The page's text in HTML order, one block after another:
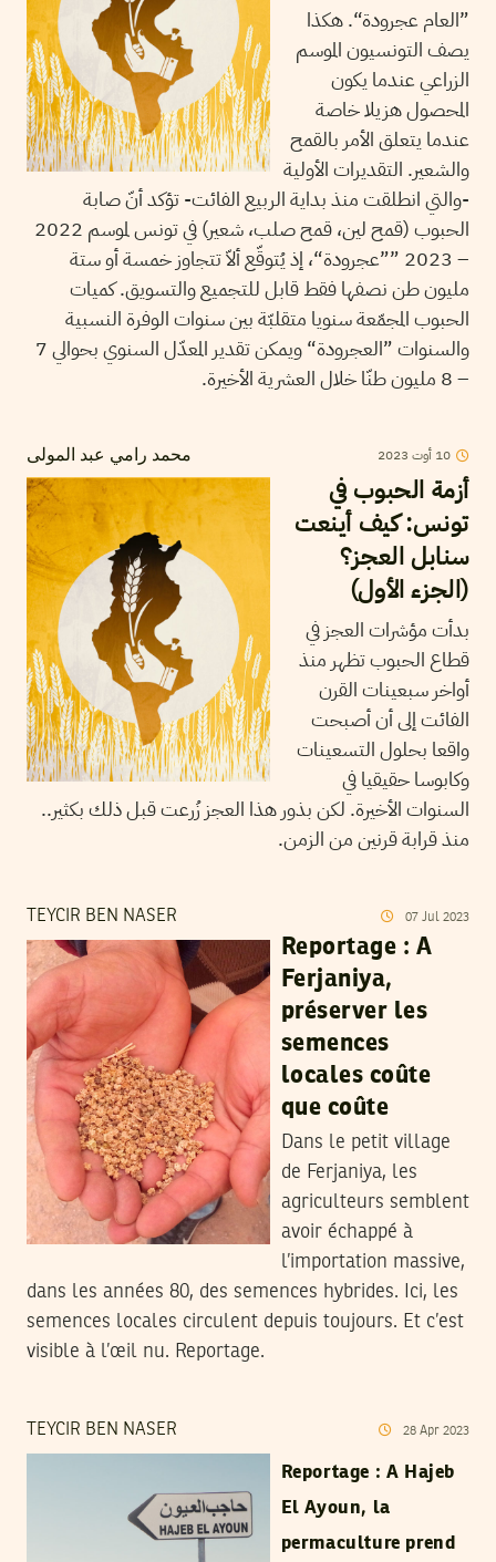
”العام عجرودة“. هكذا
يصف التونسيون الموسم
الزراعي عندما يكون
المحصول هزيلا خاصة
عندما يتعلق الأمر بالقمح
والشعير. التقديرات الأولية
-والتي انطلقت منذ بداية الربيع الفائت- تؤكد أنّ صابة
الحبوب (قمح لين، قمح صلب، شعير) في تونس لموسم 2022
– 2023 ””عجرودة“، إذ يُتوقّع ألاّ تتجاوز خمسة أو ستة
مليون طن نصفها فقط قابل للتجميع والتسويق. كميات
الحبوب المجمّعة سنويا متقلبّة بين سنوات الوفرة النسبية
والسنوات ”العجرودة“ ويمكن تقدير المعدّل السنوي بحوالي 7
– 8 مليون طنّا خلال العشرية الأخيرة.
محمد رامي عبد المولى 10 أوت 2023
أزمة الحبوب في
تونس: كيف أينعت
سنابل العجز؟
(الجزء الأول)
بدأت مؤشرات العجز في
قطاع الحبوب تظهر منذ
أواخر سبعينات القرن
الفائت إلى أن أصبحت
واقعا بحلول التسعينات
وكابوسا حقيقيا في
السنوات الأخيرة. لكن بذور هذا العجز زُرعت قبل ذلك بكثير..
منذ قرابة قرنين من الزمن.
TEYCIR BEN NASER 07 Jul 2023
Reportage : A
Ferjaniya,
préserver les
semences
locales coûte
que coûte
Dans le petit village
de Ferjaniya, les
agriculteurs semblent
avoir échappé à
l’importation massive,
dans les années 80, des semences hybrides. Ici, les
semences locales circulent depuis toujours. Et c’est
visible à l’œil nu. Reportage.
TEYCIR BEN NASER 28 Apr 2023
Reportage : A Hajeb
El Ayoun, la
permaculture prend